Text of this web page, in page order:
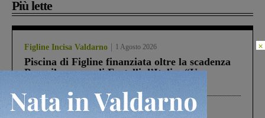
Più lette
Figline Incisa Valdarno 1 Agosto 2026
Piscina di Figline finanziata oltre la scadenza
Pnrr, il gruppo di Fratelli d’Italia: “Un
Cronaca 4 Agosto 2026
×